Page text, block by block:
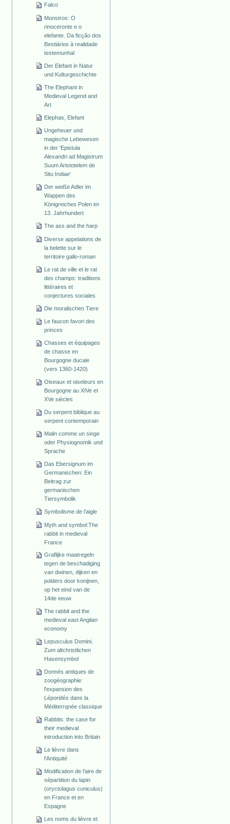
Falco
Monstros: O
rinoceronte e o
elefante. Da ficção dos
Bestiários à realidade
testemunhal
Der Elefant in Natur
und Kulturgeschichte
The Elephant in
Medieval Legend and
Art
Elephas, Elefant
Ungeheuer und
magische Lebewesen
in der 'Epistula
Alexandri ad Magistrum
Suum Aristotelem de
Situ Indiae'
Der weiße Adler im
Wappen des
Königreiches Polen im
13. Jahrhundert
The ass and the harp
Diverse appelations de
la belette sur le
territoire gallo-roman
Le rat de ville et le rat
des champs: traditions
littéraires et
conjectures sociales
Die moralischen Tiere
Le faucon favori des
princes
Chasses et équipages
de chasse en
Bourgogne ducale
(vers 1360-1420)
Oiseaux et oiseleurs en
Bourgogne au XIVe et
XVe siècles
Du serpent biblique au
serpent contemporain
Malin comme un singe
oder Physiognomik und
Sprache
Das Ebersignum im
Germanischen: Ein
Beitrag zur
germanischen
Tiersymbolik
Symbolisme de l’aigle
Myth and symbol:The
rabbit in medieval
France
Graflijke maatregeln
tegen de beschadiging
van dwinen, dijken en
polders door konijnen,
op het eind van de
14de eeuw
The rabbit and the
medieval east Anglian
economy
Lepusculus Domini.
Zum altchristlichen
Hasensymbol
Donnés antiques de
zoogéographie:
l'expansion des
Léporidés dans la
Méditerrqnée classique
Rabbits: the case for
their medieval
introduction into Britain
Le lièvre dans
l'Antiquité
Modification de l'aire de
sépartition du lapin
(oryctolagus cuniculus)
en France et en
Espagne
Les noms du lièvre et